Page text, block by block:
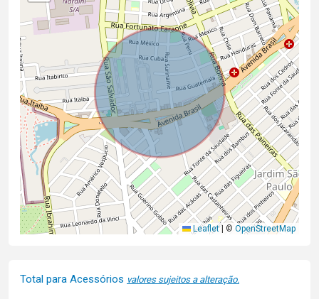
Leaflet © OpenStreetMap
Total para Acessórios valores sujeitos a alteração.